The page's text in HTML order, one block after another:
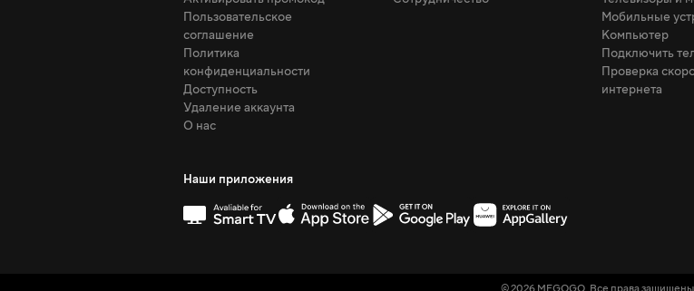
Пользовательское
соглашение
Политика
конфиденциальности
Доступность
Удаление аккаунта
О нас
Мобильные
Компьютер
Подключить
Проверка
интернета
Наши приложения